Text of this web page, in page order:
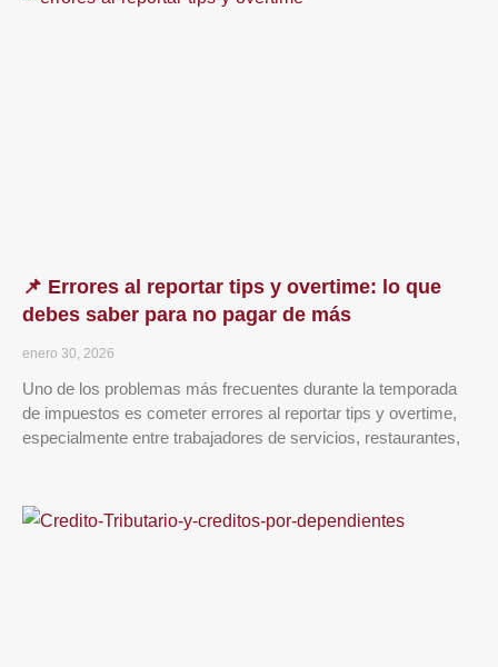
📌 Errores al reportar tips y overtime: lo que
debes saber para no pagar de más
enero 30, 2026
Uno de los problemas más frecuentes durante la temporada
de impuestos es cometer errores al reportar tips y overtime,
especialmente entre trabajadores de servicios, restaurantes,